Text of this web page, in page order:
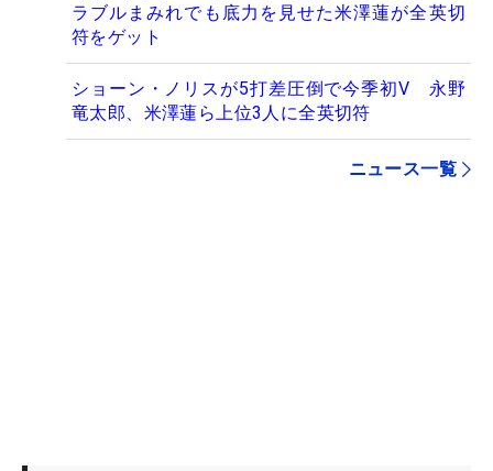
ラブルまみれでも底力を見せた米澤蓮が全英切
符をゲット
ショーン・ノリスが5打差圧倒で今季初V 永野
竜太郎、米澤蓮ら上位3人に全英切符
ニュース一覧